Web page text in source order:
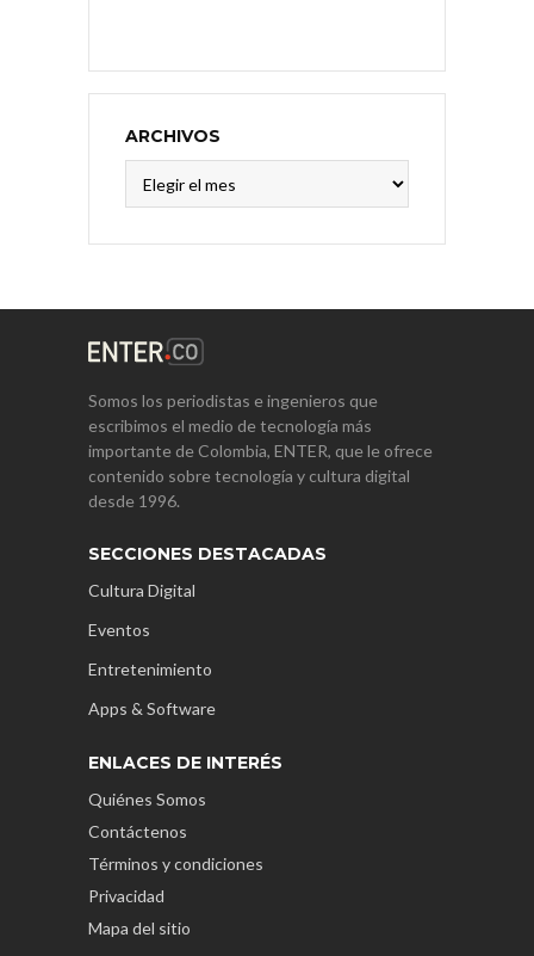
ARCHIVOS
Somos los periodistas e ingenieros que
escribimos el medio de tecnología más
importante de Colombia, ENTER, que le ofrece
contenido sobre tecnología y cultura digital
desde 1996.
SECCIONES DESTACADAS
Cultura Digital
Eventos
Entretenimiento
Apps & Software
ENLACES DE INTERÉS
Quiénes Somos
Contáctenos
Términos y condiciones
Privacidad
Mapa del sitio